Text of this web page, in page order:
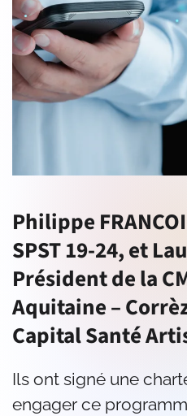
Philippe
SPST 19-24, et
Président de la
Aquitaine –
Capital Santé
Ils ont signé une
engager ce